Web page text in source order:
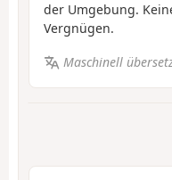
der Umgebung.
Vergnügen.
Maschinell